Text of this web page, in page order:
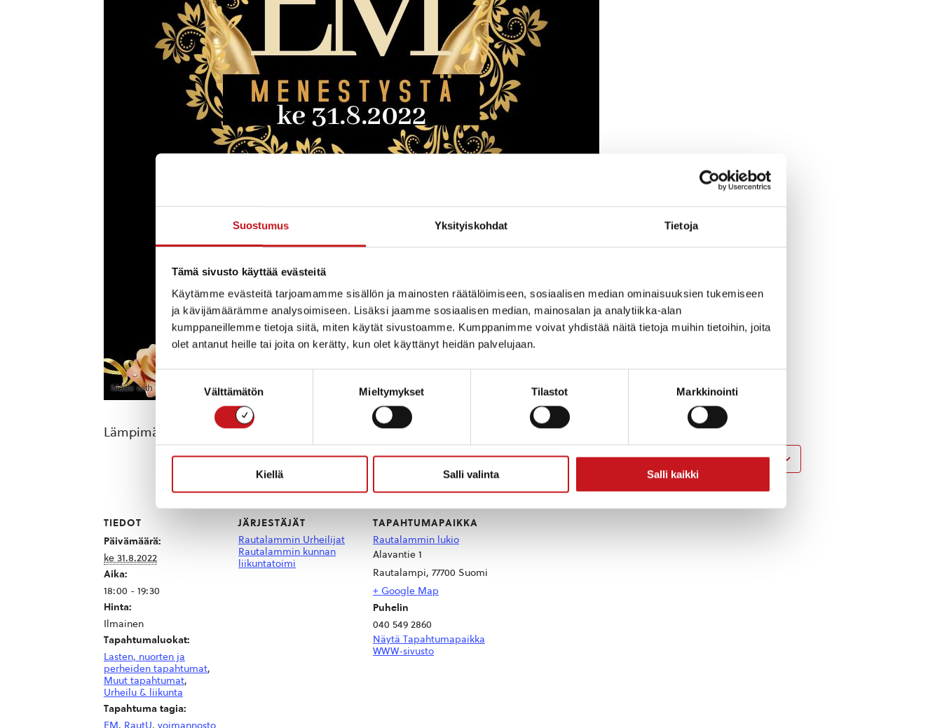
Suostumus Yksityiskohdat Tietoja
Tämä sivusto käyttää evästeitä
Käytämme evästeitä tarjoamamme sisällön ja mainosten räätälöimiseen, sosiaalisen median ominaisuuksien tukemiseen
ja kävijämäärämme analysoimiseen. Lisäksi jaamme sosiaalisen median, mainosalan ja analytiikka-alan
kumppaneillemme tietoja siitä, miten käytät sivustoamme. Kumppanimme voivat yhdistää näitä tietoja muihin tietoihin, joita
olet antanut heille tai joita on kerätty, kun olet käyttänyt heidän palvelujaan.
Suostumuksen
valinta
Välttämätön Mieltymykset Tilastot Markkinointi
Kiellä Salli valinta Salli kaikki
Lämpimästi tervetuloa juhlistamaan nuorten urheilijoiden menestystä kakkukahvien merkeissä!
Lisää kalenteriin
TIEDOT
Päivämäärä:
ke 31.8.2022
Aika:
18:00 - 19:30
Hinta:
Ilmainen
Tapahtumaluokat:
Lasten, nuorten ja
perheiden tapahtumat,
Muut tapahtumat,
Urheilu & liikunta
Tapahtuma tagia:
EM, RautU, voimannosto
JÄRJESTÄJÄT
Rautalammin Urheilijat
Rautalammin kunnan
liikuntatoimi
TAPAHTUMAPAIKKA
Rautalammin lukio
Alavantie 1
Rautalampi, 77700 Suomi
+ Google Map
Puhelin
040 549 2860
Näytä Tapahtumapaikka
WWW-sivusto